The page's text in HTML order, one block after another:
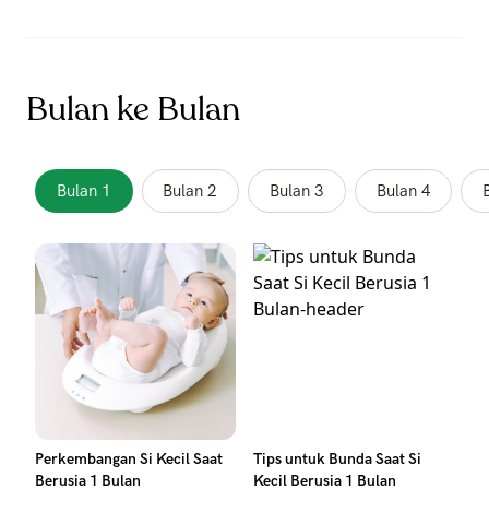
Bulan ke Bulan
Bulan 1 Bulan 2 Bulan 3 Bulan 4
Perkembangan Si Kecil Saat
Berusia 1 Bulan
Tips untuk Bunda Saat Si
Kecil Berusia 1 Bulan